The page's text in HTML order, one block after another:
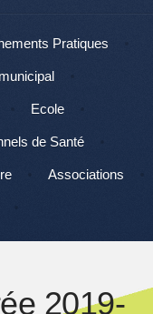
Pratiques
Ecole
de Santé
Associations
2019-